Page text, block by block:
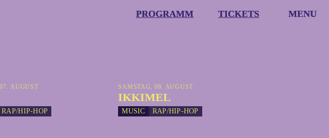
PROGRAMM
PROGRAMM TICKETS
TICKETS MENU
MENU
AUGUST
RAP/HIP-HOP
SAMSTAG, 08. AUGUST
IKKIMEL
MUSIC RAP/HIP-HOP